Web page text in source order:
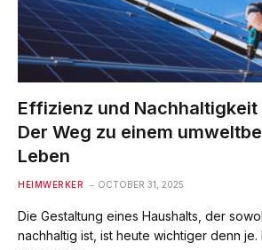
Effizienz und Nachhaltigkeit
Der Weg zu einem
Leben
HEIMWERKER OCTOBER 31, 2025
Die Gestaltung eines Haushalts, der
nachhaltig ist, ist heute wichtiger denn je.